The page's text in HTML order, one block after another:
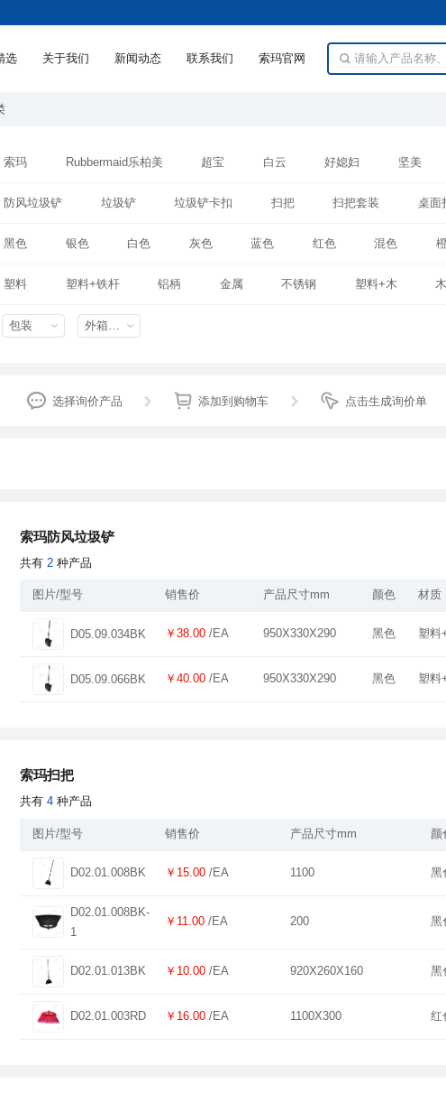
选 关于我们 新闻动态 联系我们 索玛官网
索玛 Rubbermaid乐柏美 超宝 白云 好媳妇 坚美
佳家美 厂制品
防风垃圾铲 垃圾铲 垃圾铲卡扣 扫把 扫把套装 桌面
黑色 银色 白色 灰色 蓝色 红色 混色
塑料 塑料+铁杆 铝柄 金属 不锈钢 塑料+木
包装 外箱尺寸mm
选择询价产品 添加到购物车 点击生成询价单
索玛防风垃圾铲
共有 2 种产品
图片/型号 销售价 产品尺寸mm 颜色 材质
D05.09.034BK ￥38.00 /EA 950X330X290 黑色 塑料
D05.09.066BK ￥40.00 /EA 950X330X290 黑色 塑料
索玛扫把
共有 4 种产品
图片/型号 销售价 产品尺寸mm 颜
D02.01.008BK ￥15.00 /EA 1100 黑
1
￥11.00 /EA 200 黑
D02.01.013BK ￥10.00 /EA 920X260X160 黑
D02.01.003RD ￥16.00 /EA 1100X300 红